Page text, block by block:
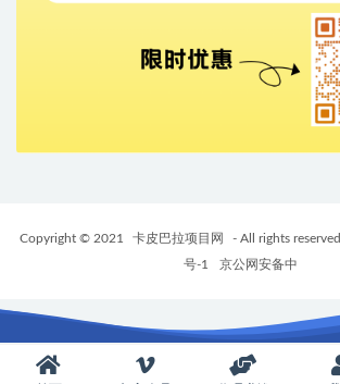
Copyright © 2021 卡皮巴拉项目网 - All rights reserved
号-1
京公网安备中